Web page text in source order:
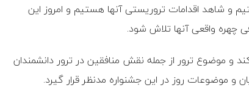
و شاهد اقدامات تروریستی آنها هستیم و امروز این
چهره واقعی آنها تلاش شود.
و موضوع ترور از جمله نقش منافقین در ترور دانشمندان
و موضوعات روز در این جشنواره مدنظر قرار گیرد.